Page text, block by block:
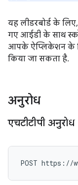
यह लीडरबोर्ड के
गए आईडी के साथ
आपके ऐप्लिकेशन के
किया जा सकता है.
अनुरोध
एचटीटीपी अनुरोध
POST https://